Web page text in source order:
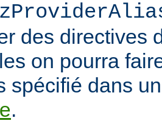
des directives
on pourra
spécifié dans
.